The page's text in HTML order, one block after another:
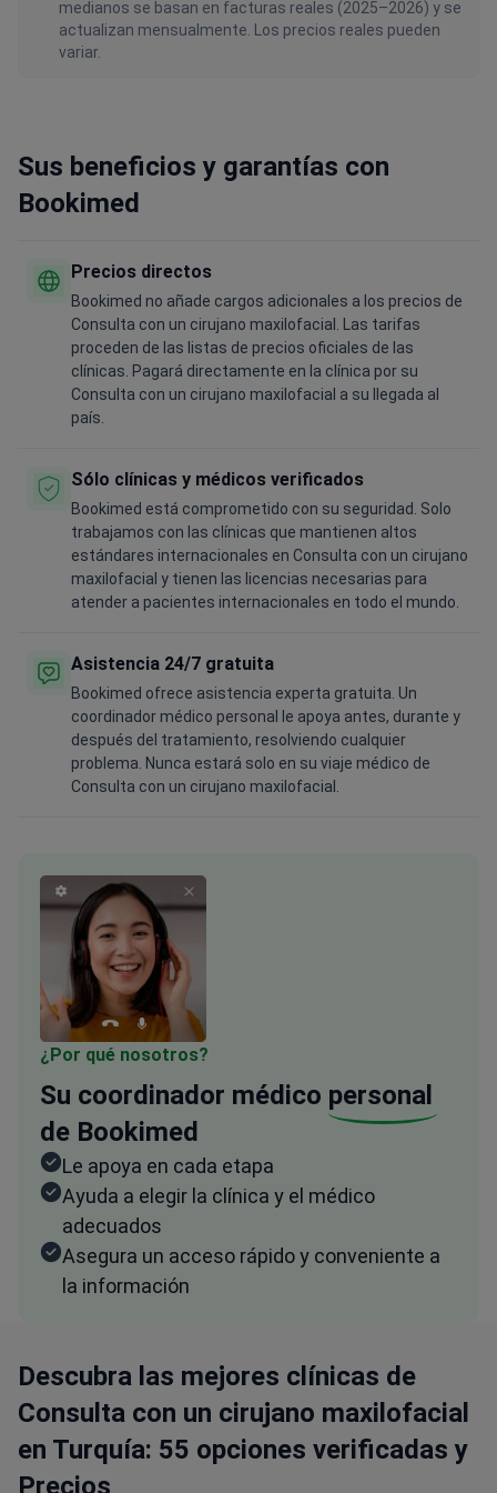
medianos se basan en facturas reales (2025–2026) y se
actualizan mensualmente. Los precios reales pueden
variar.
Sus beneficios y garantías con
Bookimed
Precios directos
Bookimed no añade cargos adicionales a los precios de
Consulta con un cirujano maxilofacial. Las tarifas
proceden de las listas de precios oficiales de las
clínicas. Pagará directamente en la clínica por su
Consulta con un cirujano maxilofacial a su llegada al
país.
Sólo clínicas y médicos verificados
Bookimed está comprometido con su seguridad. Solo
trabajamos con las clínicas que mantienen altos
estándares internacionales en Consulta con un cirujano
maxilofacial y tienen las licencias necesarias para
atender a pacientes internacionales en todo el mundo.
Asistencia 24/7 gratuita
Bookimed ofrece asistencia experta gratuita. Un
coordinador médico personal le apoya antes, durante y
después del tratamiento, resolviendo cualquier
problema. Nunca estará solo en su viaje médico de
Consulta con un cirujano maxilofacial.
¿Por qué nosotros?
Su coordinador médico personal
de Bookimed
Le apoya en cada etapa
Ayuda a elegir la clínica y el médico
adecuados
Asegura un acceso rápido y conveniente a
la información
Descubra las mejores clínicas de
Consulta con un cirujano maxilofacial
en Turquía: 55 opciones verificadas y
Precios